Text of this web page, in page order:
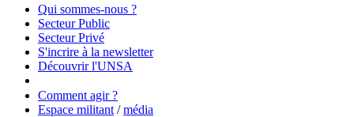
Qui sommes-nous ?
Secteur Public
Secteur Privé
S'incrire à la newsletter
Découvrir l'UNSA
Comment agir ?
Espace militant /média